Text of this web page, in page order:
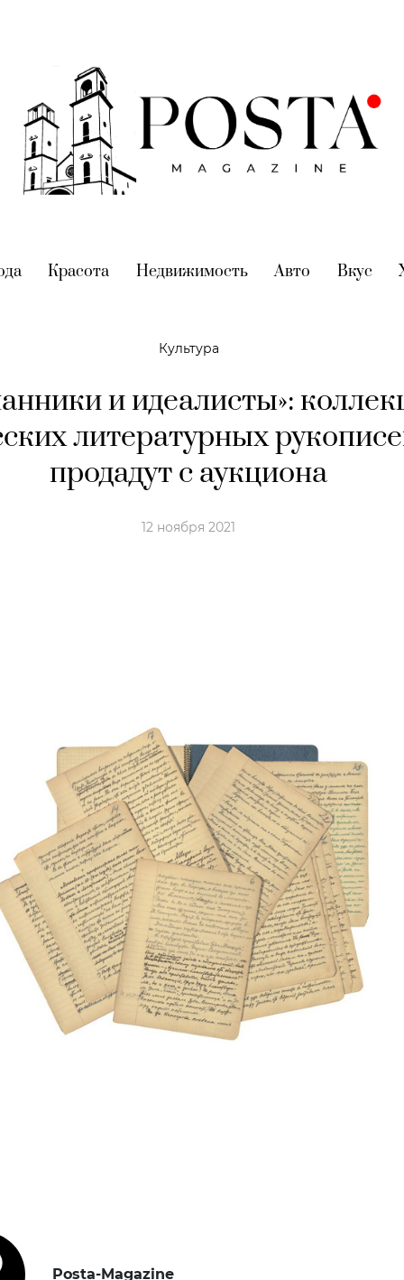
(current)
Красота (current)
Недвижимость(current)
Авто (current)
Вкус
Культура
и идеалисты»:
литературных
продадут с аукциона
12 ноября 2021
Posta-Magazine